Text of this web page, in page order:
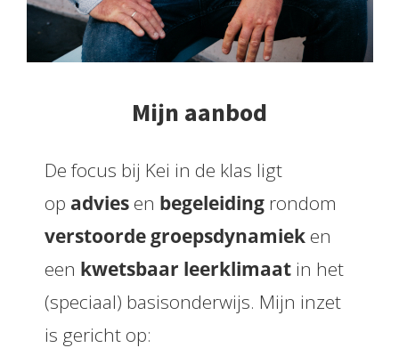
Mijn aanbod
De focus bij Kei in de klas ligt
op advies en begeleiding rondom
verstoorde groepsdynamiek en
een kwetsbaar leerklimaat in het
(speciaal) basisonderwijs. Mijn inzet
is gericht op:
Hierdoor
website-
van